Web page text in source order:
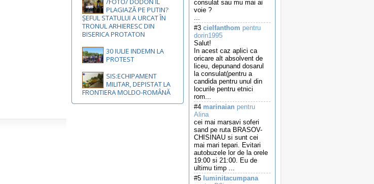
consulat sau mu mai ai
voie ?
...
#3 cielfanthom pentru
dorin1995
Salut!
In acest caz aplici ca
oricare alt absolvent de
liceu, depunand dosarul
la consulat(pentru a
candida pentru unul din
locurile pentru etnici
rom...
#4 marinaian pentru
Alina
cei mai marsavi soferi
sand pe ruta BRASOV-
CHISINAU si sunt cei
mai mari tepari. Evitari
autobuzele lor de la orele
19:00 si 21:00. Eu de
ultimu timp ...
#5 luminitacumpana
PLAGIAZĂ PE PUTIN?
ȘEFUL STATULUI A URCAT ÎN
TRONUL ARHIERESC DIN
BISERICA PROTATON
30 IULIE INDEMN LA
PROTEST
SIS:ECHIPAMENT
MILITAR, DEPISTAT LA
FRONTIERA MOLDO-ROMÂNĂ